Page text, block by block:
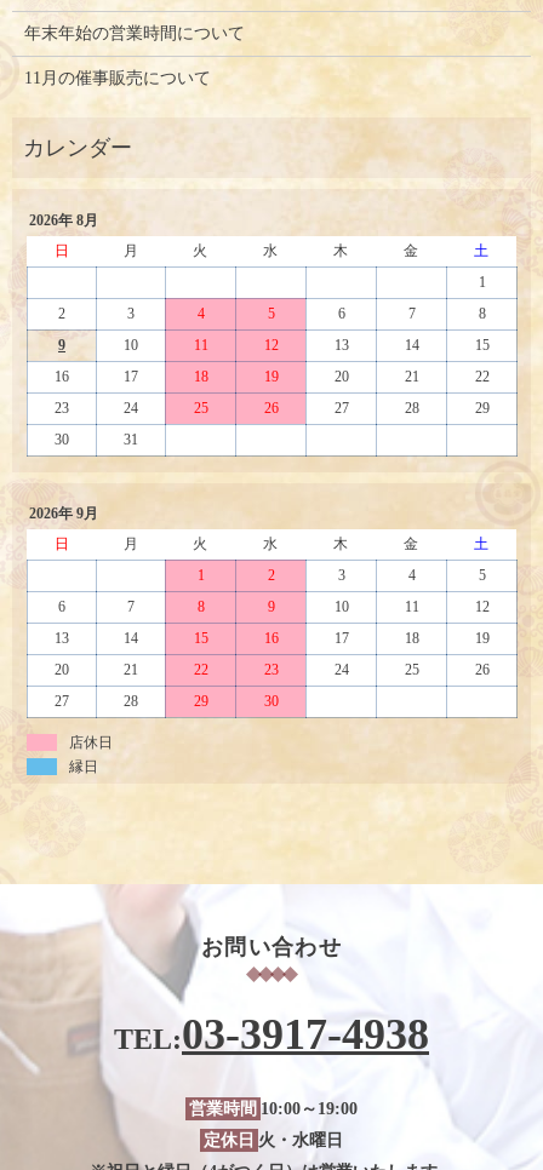
年末年始の営業時間について
11月の催事販売について
2026年 8月
日
月 火 水 木 金
土
1
2
3 4 5 6 7
8
9
10 11 12 13 14
15
16
17 18 19 20 21
22
23
24 25 26 27 28
29
30
31
2026年 9月
日
月 火 水 木 金
土
1
2 3 4
5
6
7 8 9 10 11
12
13
14 15 16 17 18
19
20
21 22 23 24 25
26
27
28 29 30
店休日
縁日
お問い合わせ
TEL:03-3917-4938
営業時間 10:00～19:00
定休日 火・水曜日